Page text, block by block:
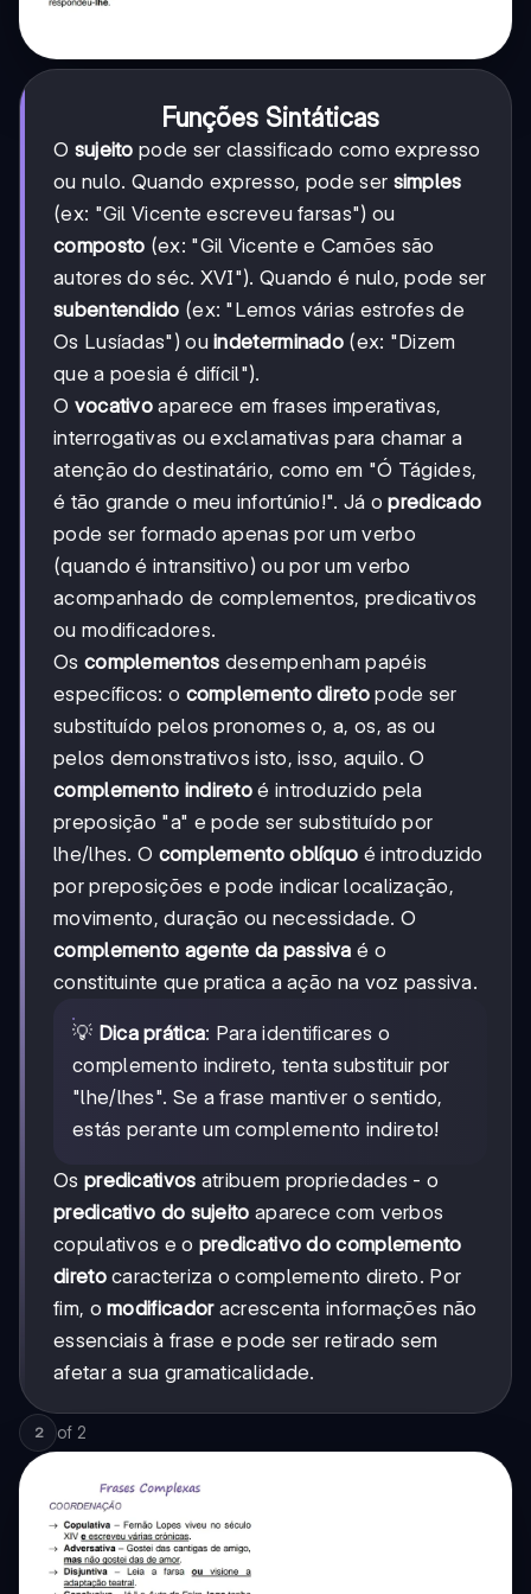
Funções Sintáticas
O sujeito pode ser classificado como expresso
ou nulo. Quando expresso, pode ser simples
(ex: "Gil Vicente escreveu farsas") ou
composto (ex: "Gil Vicente e Camões são
autores do séc. XVI"). Quando é nulo, pode ser
subentendido (ex: "Lemos várias estrofes de
Os Lusíadas") ouindeterminado (ex: "Dizem
que a poesia é difícil").
O vocativo aparece em frases imperativas,
interrogativas ou exclamativas para chamar a
atenção do destinatário, como em "Ó Tágides,
é tão grande o meu infortúnio!". Já opredicado
pode ser formado apenas por um verbo
(quando é intransitivo) ou por um verbo
acompanhado de complementos, predicativos
ou modificadores.
Os complementos desempenham papéis
específicos: o complemento diretopode ser
substituído pelos pronomes o, a, os, as ou
pelos demonstrativos isto, isso, aquilo. O
complemento indireto é introduzido pela
preposição "a" e pode ser substituído por
lhe/lhes. O complemento oblíquo é introduzido
por preposições e pode indicar localização,
movimento, duração ou necessidade. O
complemento agente da passiva é o
constituinte que pratica a ação na voz passiva.
💡 Dica prática: Para identificares o
complemento indireto, tenta substituir por
"lhe/lhes". Se a frase mantiver o sentido,
estás perante um complemento indireto!
Os predicativos atribuem propriedades - o
predicativo do sujeito aparece com verbos
copulativos e o predicativo do complemento
diretocaracteriza o complemento direto. Por
fim, omodificadoracrescenta informações não
essenciais à frase e pode ser retirado sem
afetar a sua gramaticalidade.
2 of 2